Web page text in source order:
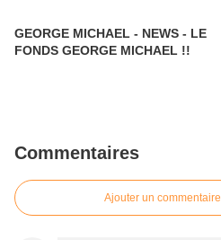
GEORGE MICHAEL - NEWS - LE
FONDS GEORGE MICHAEL !!
Commentaires
Ajouter un commentaire